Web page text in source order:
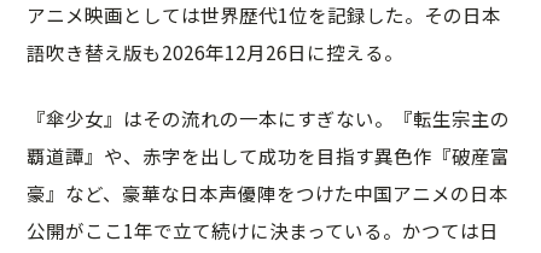
アニメ映画としては世界歴代1位を記録した。その日本
語吹き替え版も2026年12月26日に控える。
『傘少女』はその流れの一本にすぎない。『転生宗主の
覇道譚』や、赤字を出して成功を目指す異色作『破産富
豪』など、豪華な日本声優陣をつけた中国アニメの日本
公開がここ1年で立て続けに決まっている。かつては日